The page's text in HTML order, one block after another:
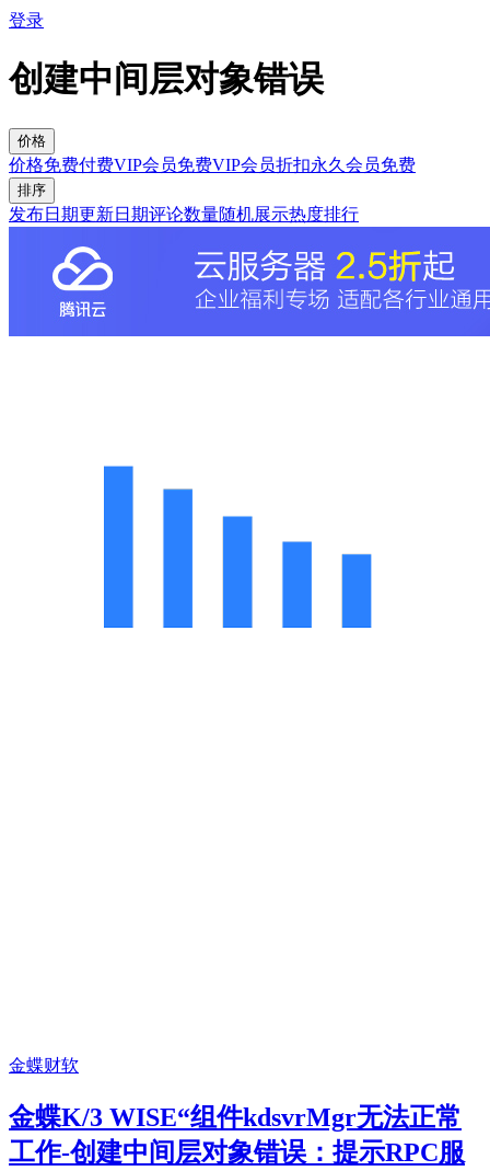
登录
创建中间层对象错误
价格
价格免费付费VIP会员免费VIP会员折扣永久会员免费
排序
发布日期更新日期评论数量随机展示热度排行
金蝶财软
金蝶K/3 WISE“组件kdsvrMgr无法正常
工作-创建中间层对象错误：提示RPC服